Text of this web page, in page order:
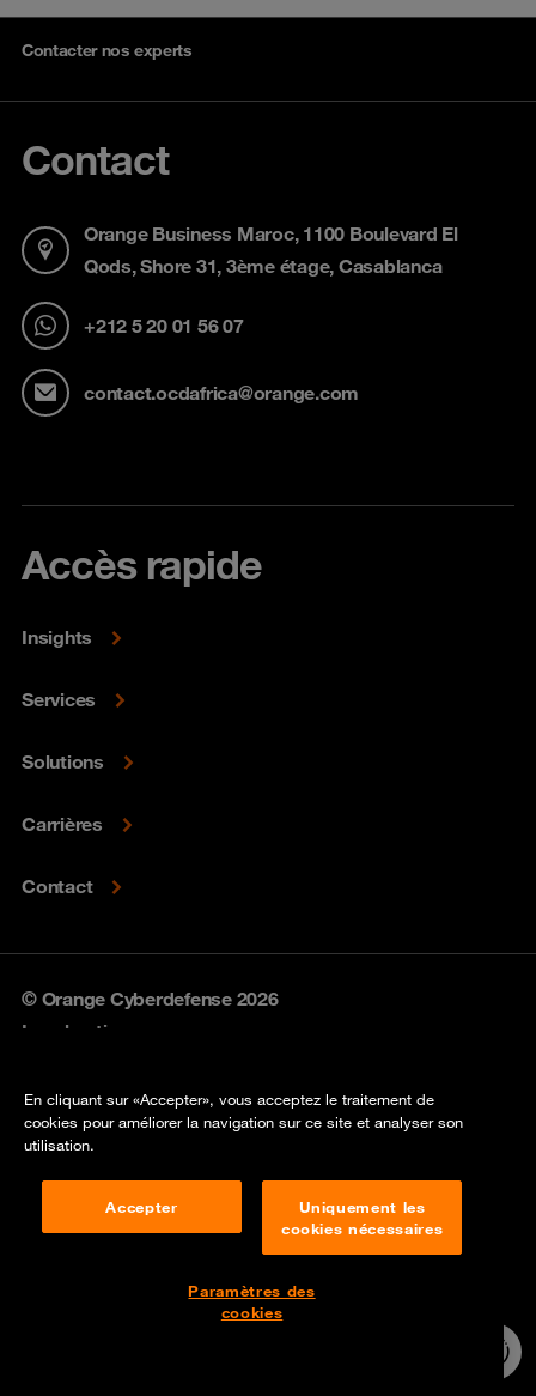
Contacter nos experts
Contact
Orange Business Maroc, 1100 Boulevard El
Qods, Shore 31, 3ème étage, Casablanca
+212 5 20 01 56 07
contact.ocdafrica@orange.com
Accès rapide
Insights
Services
Solutions
Carrières
Contact
© Orange Cyberdefense 2026
Legal notice
Vulnerability policy
Cookie policy
Compliance
En cliquant sur «Accepter», vous acceptez le traitement de
cookies pour améliorer la navigation sur ce site et analyser son
utilisation.
Accepter
Uniquement les
cookies nécessaires
Paramètres des
cookies